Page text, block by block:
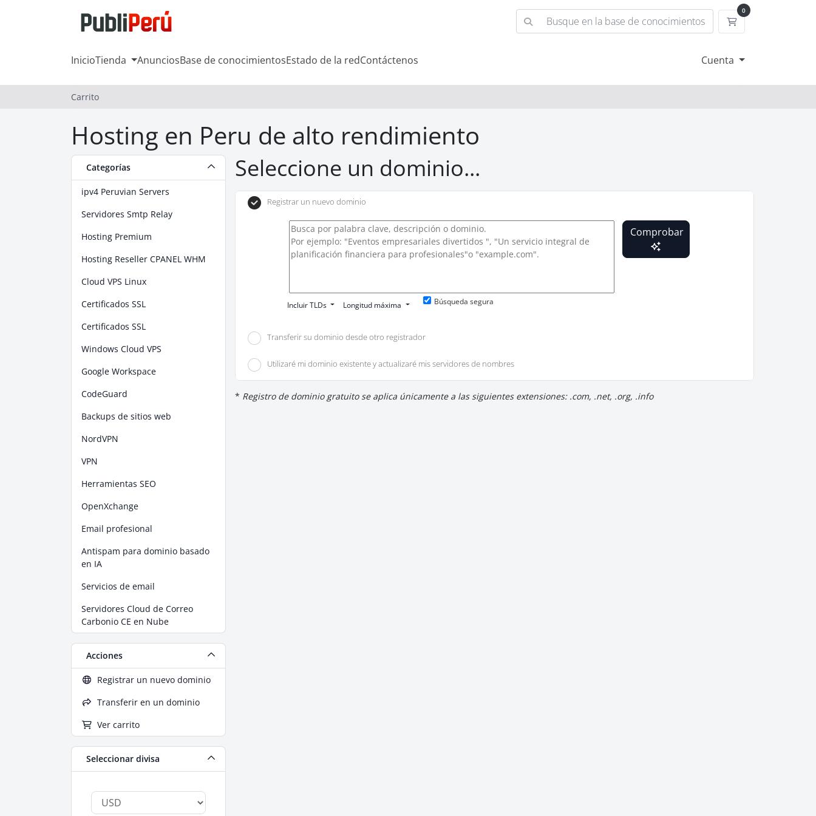
0
Carrito
InicioTienda AnunciosBase de conocimientosEstado de la redContáctenos Cuenta
Carrito
Hosting en Peru de alto rendimiento
Categorías
ipv4 Peruvian Servers
Servidores Smtp Relay
Hosting Premium
Hosting Reseller CPANEL WHM
Cloud VPS Linux
Certificados SSL
Certificados SSL
Windows Cloud VPS
Google Workspace
CodeGuard
Backups de sitios web
NordVPN
VPN
Herramientas SEO
OpenXchange
Email profesional
Antispam para dominio basado
en IA
Servicios de email
Servidores Cloud de Correo
Carbonio CE en Nube
Acciones
Registrar un nuevo dominio
Transferir en un dominio
Ver carrito
Seleccionar divisa
Seleccione un dominio...
Registrar un nuevo dominio
Comprobar
Incluir TLDs Longitud máxima Búsqueda segura
Transferir su dominio desde otro registrador
Utilizaré mi dominio existente y actualizaré mis servidores de nombres
* Registro de dominio gratuito se aplica únicamente a las siguientes extensiones: .com, .net, .org, .info